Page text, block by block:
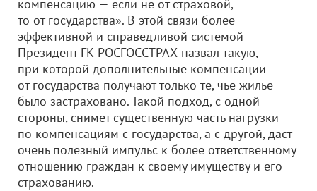
компенсацию — если не от страховой,
то от государства». В этой связи более
эффективной и справедливой системой
Президент ГК РОСГОССТРАХ назвал такую,
при которой дополнительные компенсации
от государства получают только те, чье жилье
было застраховано. Такой подход, с одной
стороны, снимет существенную часть нагрузки
по компенсациям с государства, а с другой, даст
очень полезный импульс к более ответственному
отношению граждан к своему имуществу и его
страхованию.